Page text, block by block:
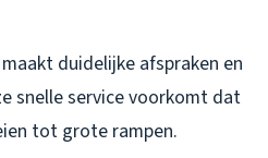
duidelijke afspraken en
snelle service voorkomt dat
tot grote rampen.